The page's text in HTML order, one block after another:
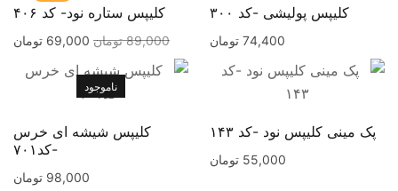
کلیپس پولیشی -کد ۳۰۰
74,400 تومان
کلیپس ستاره نود- کد ۴۰۶
89,000 تومان 69,000 تومان
پک مینی کلیپس نود -کد ۱۴۳
55,000 تومان
ناموجود
کلیپس شیشه ای خرس
-کد۷۰۱
98,000 تومان